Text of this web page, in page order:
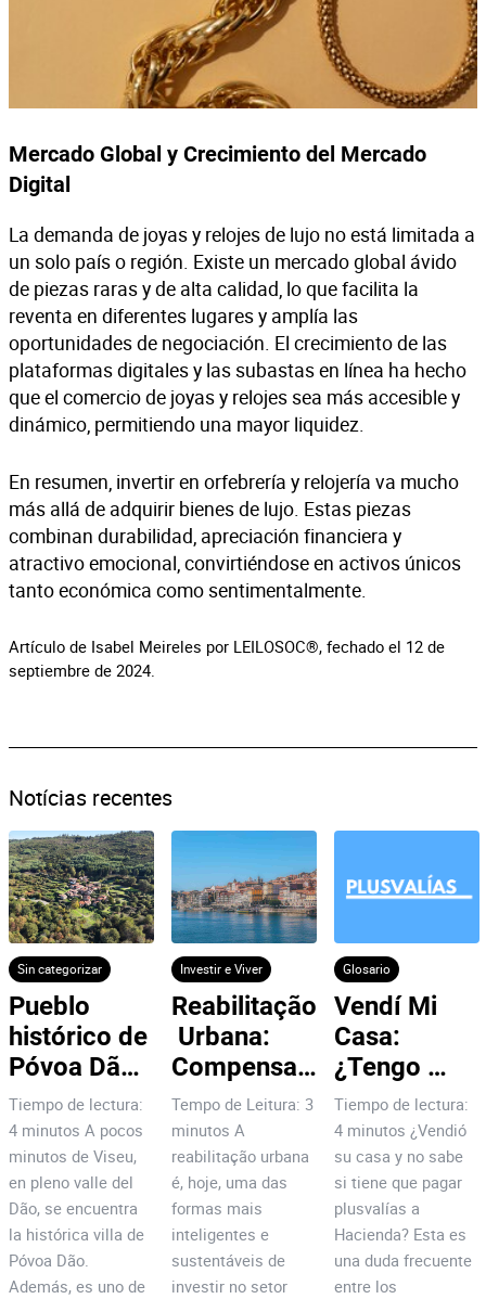
Mercado Global y Crecimiento del Mercado
Digital
La demanda de joyas y relojes de lujo no está limitada a
un solo país o región. Existe un mercado global ávido
de piezas raras y de alta calidad, lo que facilita la
reventa en diferentes lugares y amplía las
oportunidades de negociación. El crecimiento de las
plataformas digitales y las subastas en línea ha hecho
que el comercio de joyas y relojes sea más accesible y
dinámico, permitiendo una mayor liquidez.
En resumen, invertir en orfebrería y relojería va mucho
más allá de adquirir bienes de lujo. Estas piezas
combinan durabilidad, apreciación financiera y
atractivo emocional, convirtiéndose en activos únicos
tanto económica como sentimentalmente.
Artículo de Isabel Meireles por LEILOSOC®, fechado el 12 de
septiembre de 2024.
Notícias recentes
Sin categorizar
Pueblo
histórico de
Póvoa Dão:
¡7 razones
para
invertir!
Tiempo de lectura:
4 minutos A pocos
minutos de Viseu,
en pleno valle del
Dão, se encuentra
la histórica villa de
Póvoa Dão.
Además, es uno de
Investir e Viver
Reabilitação
Urbana:
Compensa
Investir no
Centro do
Porto?
Tempo de Leitura: 3
minutos A
reabilitação urbana
é, hoje, uma das
formas mais
inteligentes e
sustentáveis de
investir no setor
Glosario
Vendí Mi
Casa:
¿Tengo
Que Pagar
Plusvalías?
Tiempo de lectura:
4 minutos ¿Vendió
su casa y no sabe
si tiene que pagar
plusvalías a
Hacienda? Esta es
una duda frecuente
entre los